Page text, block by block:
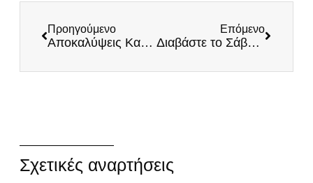
Προηγούμενο
Αποκαλύψεις Κασιδιάρη – Όσα κρύβουν τα συστημικά ΜΜΕ (Βίντεο)
Επόμενο
Διαβάστε το Σάββατο στη στήλη του Ηλία Κασιδιάρη στα περίπτερα όλης της Ελλάδας
Σχετικές αναρτήσεις